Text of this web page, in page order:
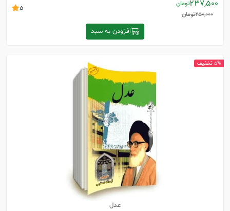
237,500تومان
250,000تومان
5
افزودن به سبد
عدل
5% تخفیف